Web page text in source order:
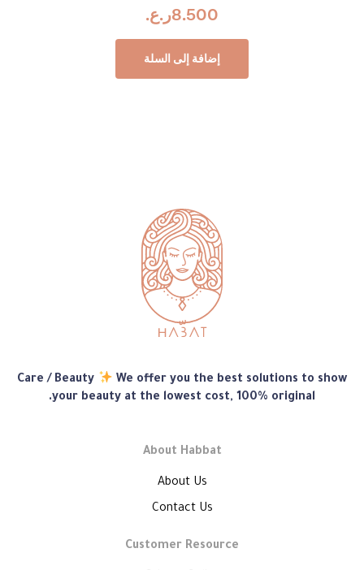
8.500ر.ع.
إضافة إلى السلة
متجر
هبّات
Care / Beauty
We offer you the best solutions to show
your beauty at the lowest cost, 100% original.
About Habbat
About Us
Contact Us
Customer Resource